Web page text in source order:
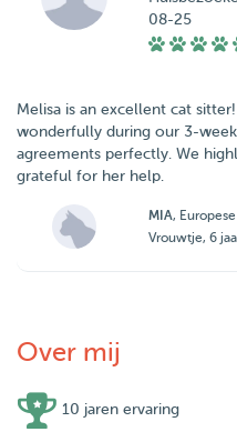
08-25
Melisa is an excellent cat
wonderfully during our 3-
agreements perfectly. We
grateful for her help.
MIA,
Vrouwtje, 6
Over mij
10 jaren ervaring